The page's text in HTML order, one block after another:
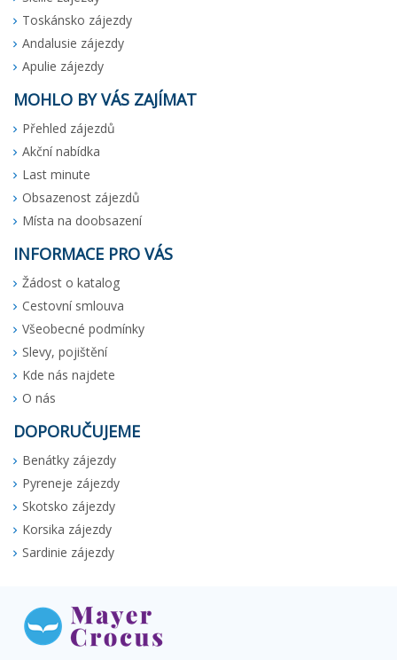
Toskánsko zájezdy
Andalusie zájezdy
Apulie zájezdy
MOHLO BY VÁS ZAJÍMAT
Přehled zájezdů
Akční nabídka
Last minute
Obsazenost zájezdů
Místa na doobsazení
INFORMACE PRO VÁS
Žádost o katalog
Cestovní smlouva
Všeobecné podmínky
Slevy, pojištění
Kde nás najdete
O nás
DOPORUČUJEME
Benátky zájezdy
Pyreneje zájezdy
Skotsko zájezdy
Korsika zájezdy
Sardinie zájezdy